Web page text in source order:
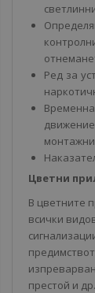
Ред за
Цветни
В цветните
всички
престой и др.